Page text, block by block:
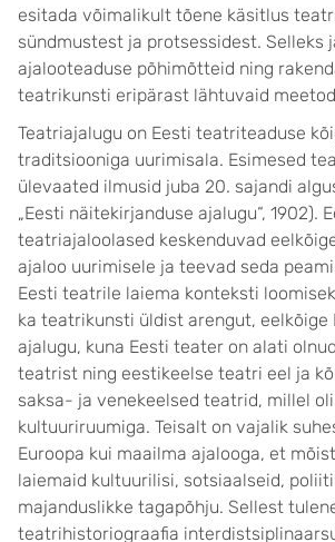
esitada võimalikult tõene käsitlus
sündmustest ja protsessidest. Selleks
ajalooteaduse põhimõtteid ning
teatrikunsti eripärast lähtuvaid
Teatriajalugu on Eesti teatriteaduse
traditsiooniga uurimisala. Esimesed
ülevaated ilmusid juba 20. sajandi
„Eesti näitekirjanduse ajalugu“, 1902).
teatriajaloolased keskenduvad
ajaloo uurimisele ja teevad seda
Eesti teatrile laiema konteksti
ka teatrikunsti üldist arengut, eelkõige
ajalugu, kuna Eesti teater on alati
teatrist ning eestikeelse teatri eel ja
saksa- ja venekeelsed teatrid, millel
kultuuriruumiga. Teisalt on vajalik
Euroopa kui maailma ajalooga, et
laiemaid kultuurilisi, sotsiaalseid,
majanduslikke tagapõhju. Sellest
teatrihistoriograafia